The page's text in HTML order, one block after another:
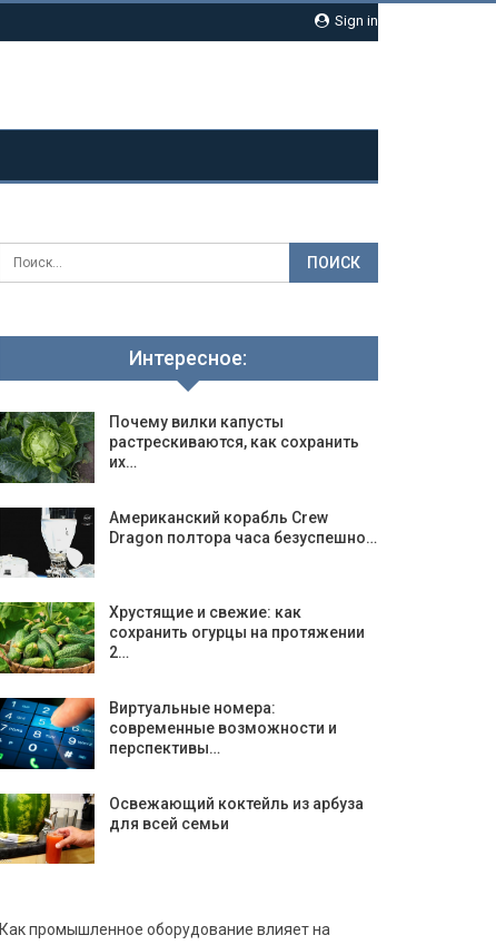
Sign in
Интересное:
Почему вилки капусты
растрескиваются, как сохранить
их…
Американский корабль Crew
Dragon полтора часа безуспешно…
Хрустящие и свежие: как
сохранить огурцы на протяжении
2…
Виртуальные номера:
современные возможности и
перспективы…
Освежающий коктейль из арбуза
для всей семьи
Как промышленное оборудование влияет на